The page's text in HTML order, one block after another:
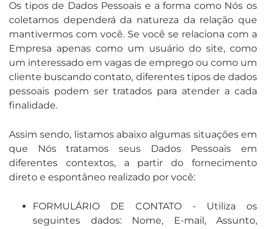
Os tipos de Dados Pessoais e a forma como Nós os
coletamos dependerá da natureza da relação que
mantivermos com você. Se você se relaciona com a
Empresa apenas como um usuário do site, como
um interessado em vagas de emprego ou como um
cliente buscando contato, diferentes tipos de dados
pessoais podem ser tratados para atender a cada
finalidade.
Assim sendo, listamos abaixo algumas situações em
que Nós tratamos seus Dados Pessoais em
diferentes contextos, a partir do fornecimento
direto e espontâneo realizado por você:
FORMULÁRIO DE CONTATO - Utiliza os
seguintes dados: Nome, E-mail, Assunto,